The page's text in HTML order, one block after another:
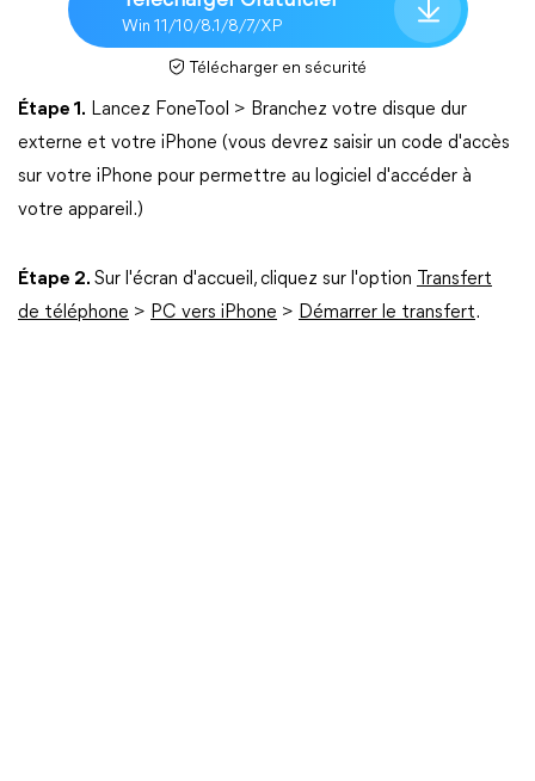
Win 11/10/8.1/8/7/XP
Télécharger en sécurité
Étape 1. Lancez FoneTool > Branchez votre disque dur
externe et votre iPhone (vous devrez saisir un code d'accès
sur votre iPhone pour permettre au logiciel d'accéder à
votre appareil.)
Étape 2. Sur l'écran d'accueil, cliquez sur l'option
Transfert
de téléphone > PC vers iPhone > Démarrer le transfert.